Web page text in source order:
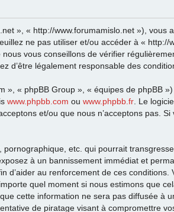
», « http://www.forumamislo.net »), vous
ne pas utiliser et/ou accéder à «
vous conseillons de vérifier
d’être légalement responsable des
« phpBB Group », « équipes de phpBB
www.phpbb.com ou www.phpbb.fr . Le
et/ou que nous n’acceptons pas.
etc. qui pourrait
à un bannissement immédiat et
d’aider au renforcement de ces conditions.
quel moment si nous estimons que
cette information ne sera pas diffusée à
de piratage visant à compromettre